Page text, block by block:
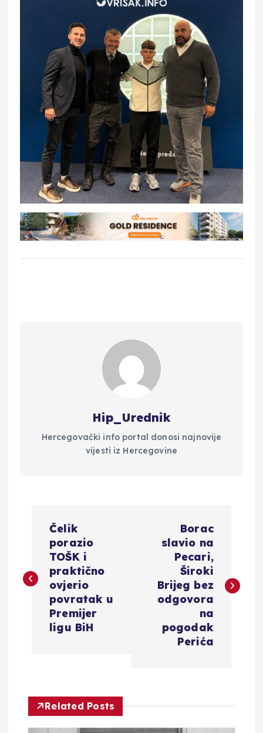
Hip_Urednik
Hercegovački info portal donosi najnovije
vijesti iz Hercegovine
v
c
Čelik
porazio
TOŠK i
praktično
ovjerio
povratak u
Premijer
ligu BiH
Borac
slavio na
Pecari,
Široki
Brijeg bez
odgovora
na
pogodak
Perića
Related Posts